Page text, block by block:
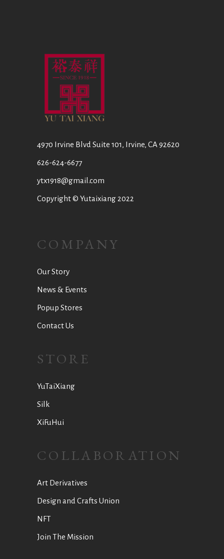
4970 Irvine Blvd Suite 101, Irvine, CA 92620
626-624-6677
ytx1918@gmail.com
Copyright © Yutaixiang 2022
COMPANY
Our Story
News & Events
Popup Stores
Contact Us
STORE
YuTaiXiang
Silk
XiFuHui
COLLABORATION
Art Derivatives
Design and Crafts Union
NFT
Join The Mission